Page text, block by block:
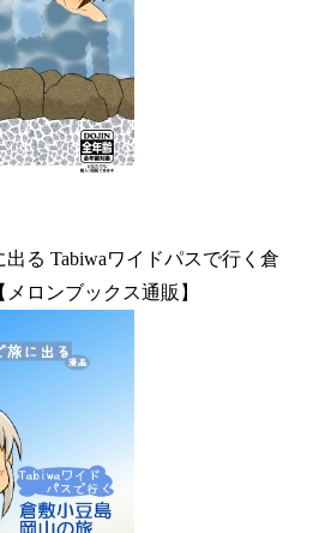
出る Tabiwaワイドパスで行く倉
ロンブックス通販】